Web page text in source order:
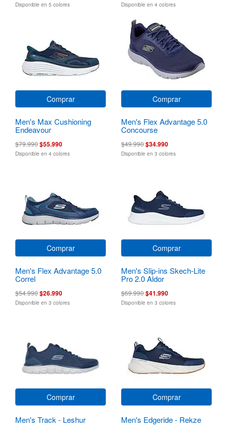
Disponible en 5 colores Disponible en 4 colores
Comprar
Men's Max Cushioning
Endeavour
$79.990$55.990
Disponible en 4 colores
Comprar
Men's Flex Advantage 5.0
Concourse
$49.990$34.990
Disponible en 3 colores
Comprar
Men's Flex Advantage 5.0
Correl
$54.990$26.990
Disponible en 3 colores
Comprar
Men's Slip-ins Skech-Lite
Pro 2.0 Aldor
$69.990$41.990
Disponible en 3 colores
Comprar
Men's Track - Leshur
Comprar
Men's Edgeride - Rekze